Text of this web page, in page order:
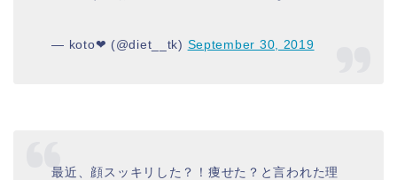
— koto❤︎ (@diet__tk) September 30, 2019
最近、顔スッキリした？！痩せた？と言われた理